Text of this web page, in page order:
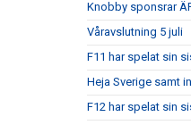
Knobby sponsrar
Våravslutning 5 juli
F11 har spelat sin
Heja Sverige samt
F12 har spelat sin